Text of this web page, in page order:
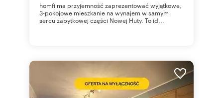
homfi ma przyjemność zaprezentować wyjątkowe,
3-pokojowe mieszkanie na wynajem w samym
sercu zabytkowej części Nowej Huty. To id...